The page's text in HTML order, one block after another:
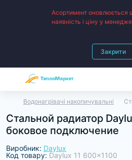
Асортимент оновлюється
наявність і ціну у
Закрити
Водонагрівачі накопичувальні
Стальной радиатор
боковое подключение
Виробник: Daylux
Код товару: Daylux 11 600x1100